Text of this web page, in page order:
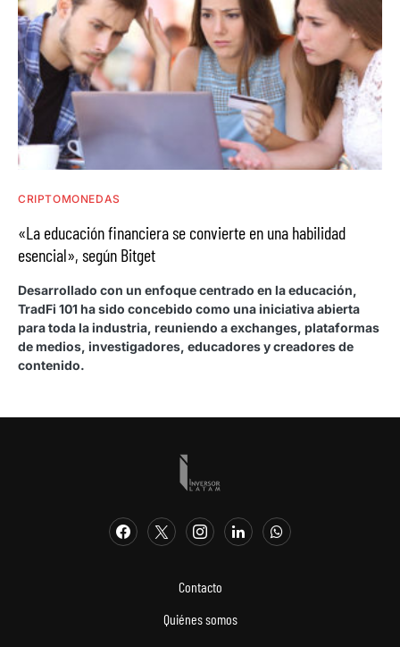
CRIPTOMONEDAS
«La educación financiera se convierte en una habilidad
esencial», según Bitget
Desarrollado con un enfoque centrado en la educación,
TradFi 101 ha sido concebido como una iniciativa abierta
para toda la industria, reuniendo a exchanges, plataformas
de medios, investigadores, educadores y creadores de
contenido.
Contacto
Quiénes somos